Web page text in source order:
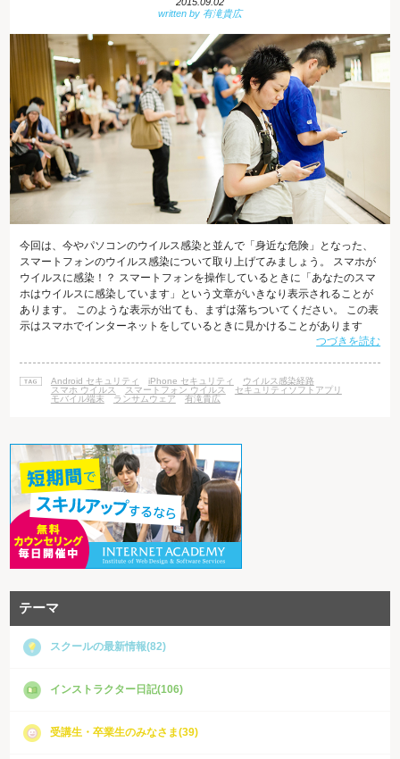
今回は、今やパソコンのウイルス感染と並んで「身近な危険」となった、
スマートフォンのウイルス感染について取り上げてみましょう。 スマホが
ウイルスに感染！？ スマートフォンを操作しているときに「あなたのスマ
ホはウイルスに感染しています」という文章がいきなり表示されることが
あります。 このような表示が出ても、まずは落ちついてください。 この表
示はスマホでインターネットをしているときに見かけることがあります
が、 「ウイルス感染している」という表示で驚かせてユーザーの動揺をあ
示に従って指定された場所をタップしたりしないでください。 最近のスマ
ホに感染するウイルスは多くの場合、 感染すると持ち主に気づかれないよ
うに静かに行動します
つづきを読む
Android セキュリティ iPhone セキュリティ
ウイルス感染経路
スマホ ウイルス
スマートフォン ウイルス
セキュリティソフトアプリ
モバイル端末
ランサムウェア 有滝貴広
テーマ
スクールの最新情報(82)
インストラクター日記(106)
受講生・卒業生のみなさま(39)